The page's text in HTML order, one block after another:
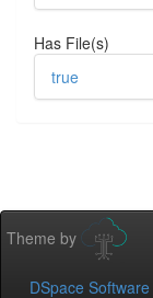
Has File(s)
true
Theme by
DSpace Software